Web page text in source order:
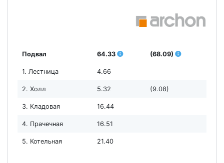
Подвал 64.33 (68.09)
1. Лестница 4.66
2. Холл 5.32 (9.08)
3. Кладовая 16.44
4. Прачечная 16.51
5. Котельная 21.40